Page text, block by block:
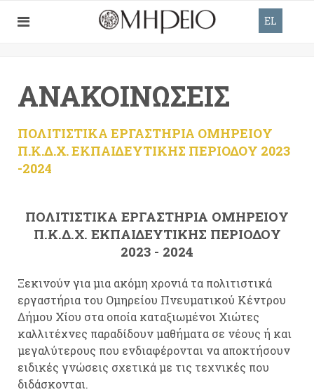
EL
ΑΝΑΚΟΙΝΏΣΕΙΣ
ΠΟΛΙΤΙΣΤΙΚΑ ΕΡΓΑΣΤΗΡΙΑ ΟΜΗΡΕΙΟΥ
Π.Κ.Δ.Χ. ΕΚΠΑΙΔΕΥΤΙΚΗΣ ΠΕΡΙΟΔΟΥ 2023
-2024
ΠΟΛΙΤΙΣΤΙΚΑ ΕΡΓΑΣΤΗΡΙΑ ΟΜΗΡΕΙΟΥ
Π.Κ.Δ.Χ. ΕΚΠΑΙΔΕΥΤΙΚΗΣ ΠΕΡΙΟΔΟΥ
2023 - 2024
Ξεκινούν για μια ακόμη χρονιά τα πολιτιστικά
εργαστήρια του Ομηρείου Πνευματικού Κέντρου
Δήμου Χίου στα οποία καταξιωμένοι Χιώτες
καλλιτέχνες παραδίδουν μαθήματα σε νέους ή και
μεγαλύτερους που ενδιαφέρονται να αποκτήσουν
ειδικές γνώσεις σχετικά με τις τεχνικές που
διδάσκονται.